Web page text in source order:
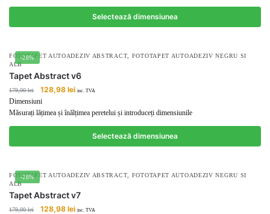
Selectează dimensiunea
-28%
FOTOTAPET AUTOADEZIV ABSTRACT
FOTOTAPET AUTOADEZIV NEGRU SI
ALB
Tapet Abstract v6
179,00lei
Prețul
inițial
a
128,98 leiPrețul
este:
inc. TVA
Dimensiuni
Măsurați lățimea și înălțimea peretelui și introduceți dimensiunile
Selectează dimensiunea
-28%
FOTOTAPET AUTOADEZIV ABSTRACT
FOTOTAPET AUTOADEZIV NEGRU SI
ALB
Tapet Abstract v7
179,00lei
Prețul
128,98 leiPrețul
inc. TVA